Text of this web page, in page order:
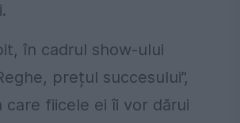
în cadrul show-ului
prețul succesului”,
care fiicele ei îi vor dărui